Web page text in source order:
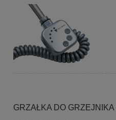
GRZAŁKA DO